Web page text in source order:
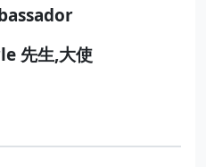
先生,大使